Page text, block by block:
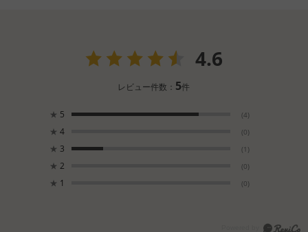
4.6
レビュー件数： 5件
★ 5 (4)
★ 4 (0)
★ 3 (1)
★ 2 (0)
★ 1 (0)